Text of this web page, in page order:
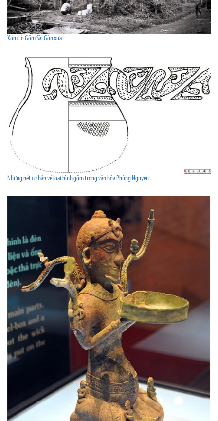
Xóm Lò Gốm Sài Gòn xưa
Những nét cơ bản về loại hình gốm trong văn hóa Phùng Nguyên